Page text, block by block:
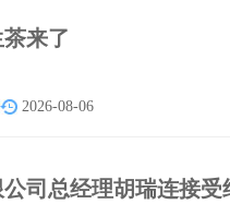
来了
2026-08-06
司总经理胡瑞连接